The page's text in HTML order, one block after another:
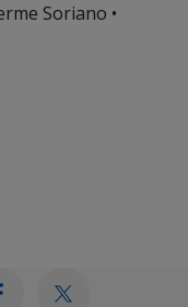
Soriano •